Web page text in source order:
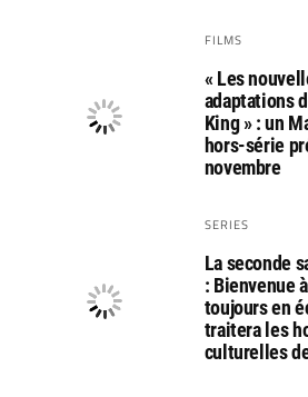
FILMS
« Les
adaptations
King » : un
hors-série
novembre
SERIES
La seconde
: Bienvenue
toujours en
traitera les
culturelles